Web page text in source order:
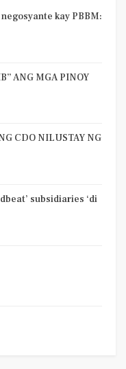
kay PBBM:
ANG MGA PINOY
CDO NILUSTAY NG
subsidiaries ‘di